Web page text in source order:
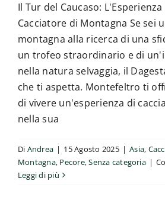
Il Tur del Caucaso:
Cacciatore di Montagna Se sei
montagna alla ricerca di una
un trofeo straordinario e di
nella natura selvaggia, il
che ti aspetta. Montefeltro ti
di vivere un'esperienza di
nella sua
Di Andrea | 15 Agosto 2025 | Asia,
Montagna, Pecore,Senza categoria |
Leggi di piùCaccia all’orso in